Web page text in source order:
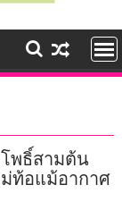
โพธิ์สามต้น
ท้อแม้อากาศ